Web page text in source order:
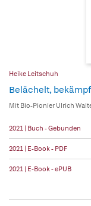
Heike Leitschuh
Belächelt,
Mit Bio-Pionier Ulrich
2021 | Buch - Gebunden
2021 | E-Book - PDF
2021 | E-Book - ePUB